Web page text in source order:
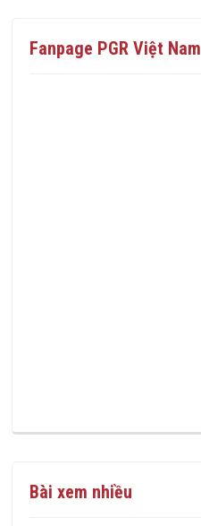
Fanpage PGR Việt Nam
Bài xem nhiều